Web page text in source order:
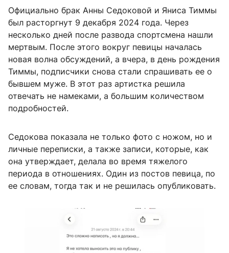
Официально брак Анны Седоковой и Яниса Тиммы
был расторгнут 9 декабря 2024 года. Через
несколько дней после развода спортсмена нашли
мертвым. После этого вокруг певицы началась
новая волна обсуждений, а вчера, в день рождения
Тиммы, подписчики снова стали спрашивать ее о
бывшем муже. В этот раз артистка решила
отвечать не намеками, а большим количеством
подробностей.
Седокова показала не только фото с ножом, но и
личные переписки, а также записи, которые, как
она утверждает, делала во время тяжелого
периода в отношениях. Один из постов певица, по
ее словам, тогда так и не решилась опубликовать.